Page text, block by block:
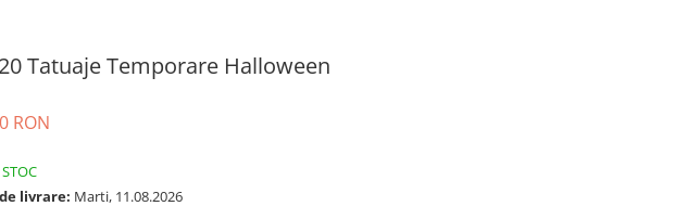
Tatuaje Temporare Halloween
RON
livrare: Marti, 11.08.2026